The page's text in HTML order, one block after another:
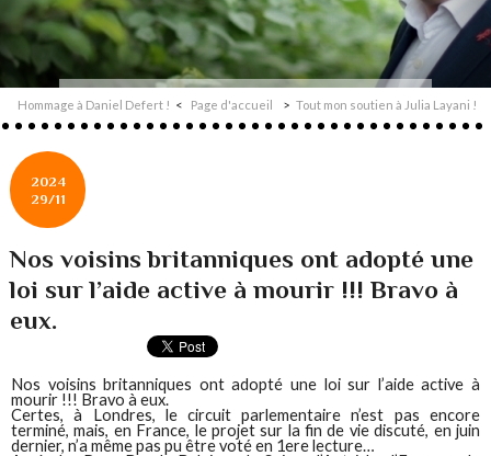
Hommage à Daniel Defert ! Page d'accueil Tout mon soutien à Julia Layani !
2024
29/11
Nos voisins britanniques ont adopté une
loi sur l’aide active à mourir !!! Bravo à
eux.
Nos voisins britanniques ont adopté une loi sur l’aide active à
mourir !!! Bravo à eux.
Certes, à Londres, le circuit parlementaire n’est pas encore
terminé, mais, en France, le projet sur la fin de vie discuté, en juin
dernier, n’a même pas pu être voté en 1ere lecture…